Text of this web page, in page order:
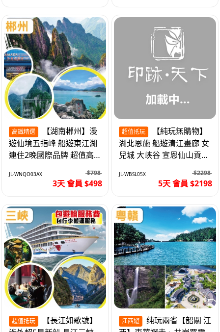
高鐵精選
遊仙境五指峰 船遊東江湖
連住2晚國際品牌 超值高
JL-WNQO03AX $798
3天 會員 $498
超值抵玩
湖北恩施 船遊清江畫廊 女
兒城 大峽谷 宣恩仙山貢水
JL-WBSL05X $2298
5天 會員 $2198
超值抵玩 江西遊